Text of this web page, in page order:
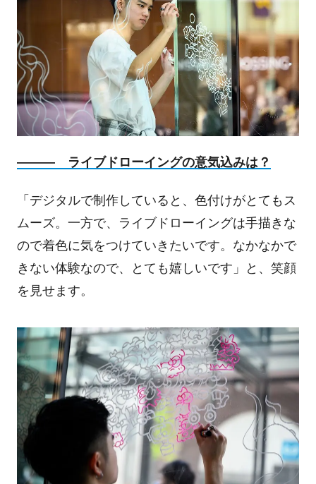
――― ライブドローイングの意気込みは？
「デジタルで制作していると、色付けがとてもス
ムーズ。一方で、ライブドローイングは手描きな
ので着色に気をつけていきたいです。なかなかで
きない体験なので、とても嬉しいです」と、笑顔
を見せます。